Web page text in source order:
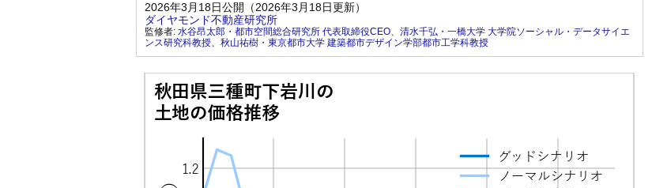
2026年3月18日公開（2026年3月18日更新）
ダイヤモンド不動産研究所
監修者: 水谷昂太郎・都市空間総合研究所 代表取締役CEO、 清水千弘・一橋大学 大学院ソーシャル・データサイエ
ンス研究科教授、 秋山祐樹・東京都市大学 建築都市デザイン学部都市工学科教授